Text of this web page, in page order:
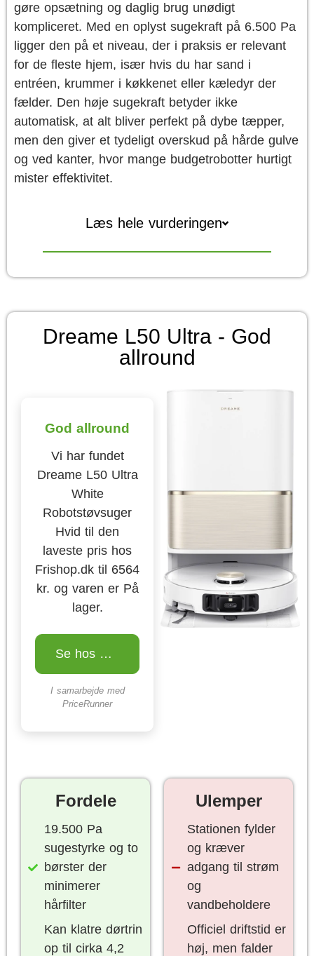
gøre opsætning og daglig brug unødigt
kompliceret. Med en oplyst sugekraft på 6.500 Pa
ligger den på et niveau, der i praksis er relevant
for de fleste hjem, især hvis du har sand i
entréen, krummer i køkkenet eller kæledyr der
fælder. Den høje sugekraft betyder ikke
automatisk, at alt bliver perfekt på dybe tæpper,
men den giver et tydeligt overskud på hårde gulve
og ved kanter, hvor mange budgetrobotter hurtigt
mister effektivitet.
Læs hele vurderingen
Dreame L50 Ultra - God
allround
God allround
Vi har fundet
Dreame L50 Ultra
White
Robotstøvsuger
Hvid til den
laveste pris hos
Frishop.dk til 6564
kr. og varen er På
lager.
Se hos Frishop.dk
I samarbejde med
PriceRunner
Fordele
19.500 Pa
sugestyrke og to
børster der
minimerer
hårfilter
Kan klatre dørtrin
op til cirka 4,2
Ulemper
Stationen fylder
og kræver
adgang til strøm
og
vandbeholdere
Officiel driftstid er
høj, men falder